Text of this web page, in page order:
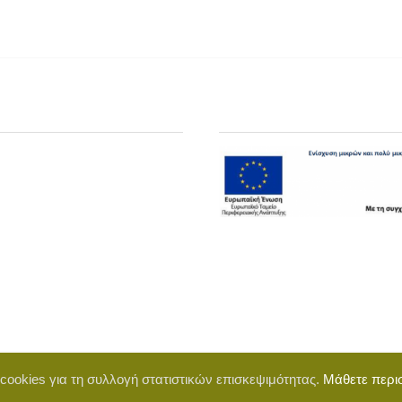
BigWebTheoryγια τη συλλογή στατιστικών επισκεψιμότητας. Μάθετε